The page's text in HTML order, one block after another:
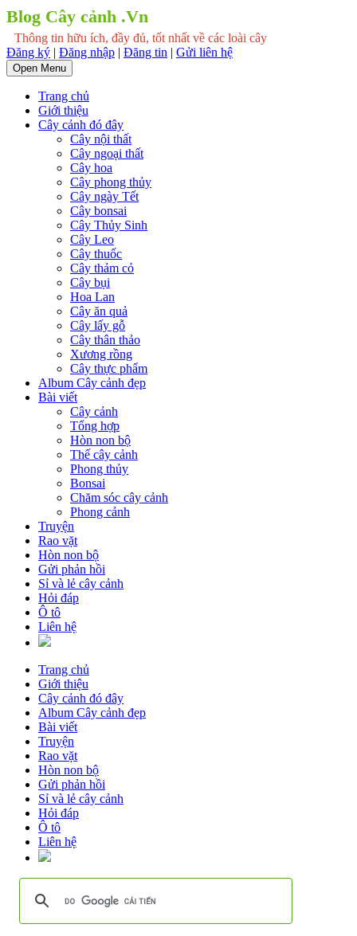
Blog Cây cảnh .Vn
Thông tin hữu ích, đầy đủ, tốt nhất về các loài cây
Đăng ký | Đăng nhập | Đăng tin | Gửi liên hệ
Open Menu
Trang chủ
Giới thiệu
Cây cảnh đó đây
Cây nội thất
Cây ngoại thất
Cây hoa
Cây phong thủy
Cây ngày Tết
Cây bonsai
Cây Thủy Sinh
Cây Leo
Cây thuốc
Cây thảm cỏ
Cây bụi
Hoa Lan
Cây ăn quả
Cây lấy gỗ
Cây thân thảo
Xương rồng
Cây thực phẩm
Album Cây cảnh đẹp
Bài viết
Cây cảnh
Tổng hợp
Hòn non bộ
Thế cây cảnh
Phong thủy
Bonsai
Chăm sóc cây cảnh
Phong cảnh
Truyện
Rao vặt
Hòn non bộ
Gửi phản hồi
Sỉ và lẻ cây cảnh
Hỏi đáp
Ô tô
Liên hệ
Trang chủ
Giới thiệu
Cây cảnh đó đây
Album Cây cảnh đẹp
Bài viết
Truyện
Rao vặt
Hòn non bộ
Gửi phản hồi
Sỉ và lẻ cây cảnh
Hỏi đáp
Ô tô
Liên hệ